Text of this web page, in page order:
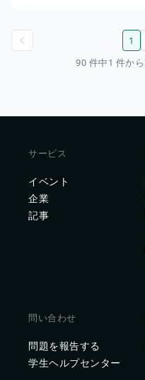
1
90 件中1 件か
サービス
イベント
企業
記事
問い合わせ
問題を報告する
学生ヘルプセンター